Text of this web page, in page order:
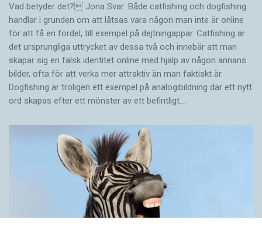
Vad betyder det? Jona Svar: Både catfishing och dogfishing
handlar i grunden om att låtsas vara någon man inte är online
för att få en fördel, till exempel på dejtningappar. Catfishing är
det ursprungliga uttrycket av dessa två och innebär att man
skapar sig en falsk identitet online med hjälp av någon annans
bilder, ofta för att verka mer attraktiv än man faktiskt är.
Dogfishing är troligen ett exempel på analogibildning där ett nytt
ord skapas efter ett mönster av ett befintligt.…